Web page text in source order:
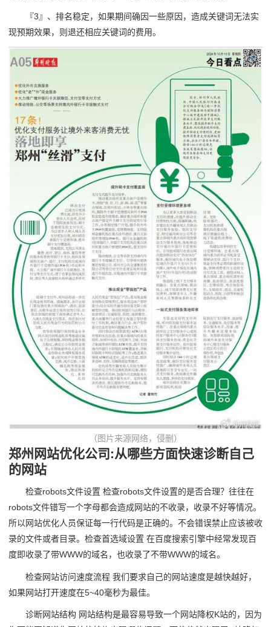
『3』、排名稳定，如果期间确因一些原因，造成关键词无法实
现预期效果，则退还相应关键词的费用。
（图片来源网络，侵删）
郑州网站优化公司:从哪些方面快速诊断自己
的网站
检查robots文件设置 检查robots文件设置的是否合理？往往在
robots文件错写一个字母都会造成网站的不收录，收录不好等情况。
所以网站优化人员保证每一行代码是正确的。不会错误禁止应该被收
录的文件或者目录。检查首选域设置 在百度搜索引擎中经常发现百
度即收录了带WWW的域名，也收录了不带WWW的域名。
检查网站访问速度流程 我们要求自己的网站速度是越快越好，
如果网站打开速度在5~40毫秒为最佳。
诊断网站结构 网站结构是最容易导致一个网站降权K站的，因为